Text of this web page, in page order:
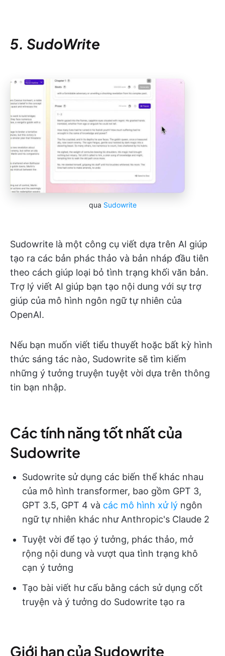
5. SudoWrite
qua Sudowrite
Sudowrite là một công cụ viết dựa trên AI giúp
tạo ra các bản phác thảo và bản nháp đầu tiên
theo cách giúp loại bỏ tình trạng khối văn bản.
Trợ lý viết AI giúp bạn tạo nội dung với sự trợ
giúp của mô hình ngôn ngữ tự nhiên của
OpenAI.
Nếu bạn muốn viết tiểu thuyết hoặc bất kỳ hình
thức sáng tác nào, Sudowrite sẽ tìm kiếm
những ý tưởng truyện tuyệt vời dựa trên thông
tin bạn nhập.
Các tính năng tốt nhất của
Sudowrite
Sudowrite sử dụng các biến thể khác nhau
của mô hình transformer, bao gồm GPT 3,
GPT 3.5, GPT 4 và các mô hình xử lý ngôn
ngữ tự nhiên khác như Anthropic's Claude 2
Tuyệt vời để tạo ý tưởng, phác thảo, mở
rộng nội dung và vượt qua tình trạng khô
cạn ý tưởng
Tạo bài viết hư cấu bằng cách sử dụng cốt
truyện và ý tưởng do Sudowrite tạo ra
Giới hạn của Sudowrite